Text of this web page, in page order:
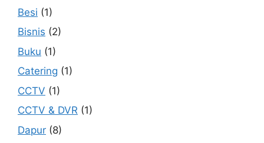
Besi (1)
Bisnis (2)
Buku (1)
Catering (1)
CCTV (1)
CCTV & DVR (1)
Dapur (8)